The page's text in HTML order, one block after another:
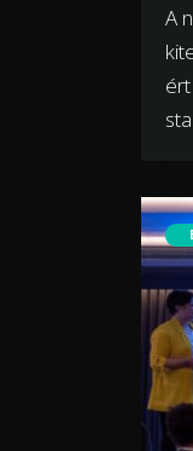
A